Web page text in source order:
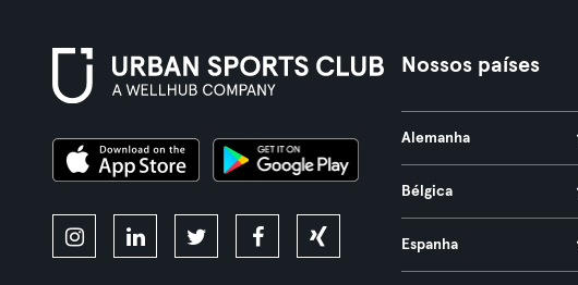
Nossos países
Alemanha
Bélgica
Espanha